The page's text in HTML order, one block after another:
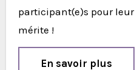
participant(e)s pour
mérite !
En savoir plus